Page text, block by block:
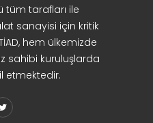
tüm tarafları ile
sanayisi için kritik
hem ülkemizde
sahibi kuruluşlarda
etmektedir.